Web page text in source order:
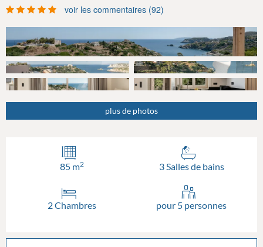
voir les commentaires (92)
plus de photos
85 m2 3 Salles de bains
2 Chambres pour 5 personnes